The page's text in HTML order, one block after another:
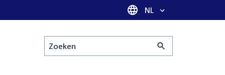
Taal selectie
NL
Zoeken